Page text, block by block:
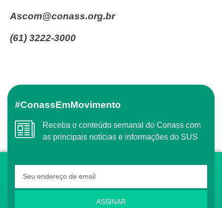
ascom@conass.org.br
(61) 3222-3000
#ConassEmMovimento
Receba o conteúdo semanal do Conass com
as principais notícias e informações do SUS
ASSINAR